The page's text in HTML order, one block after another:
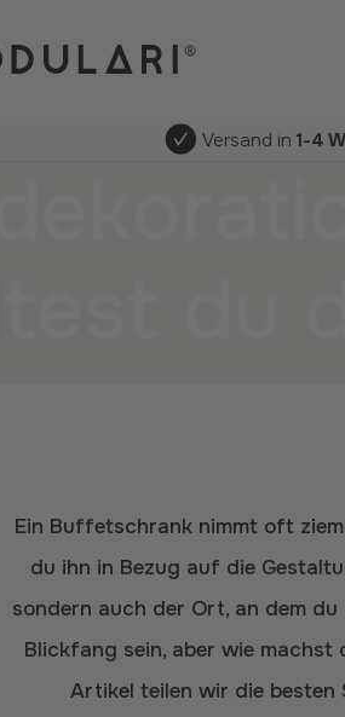
Versand in 1-4
Ein Buffetschrank nimmt oft ziemlich viel Platz in einem Interieur ein. Aber trotz des oft robusten Aussehens kannst
du ihn in Bezug auf die
sondern auch der Ort, an dem
Blickfang sein, aber wie machst
Artikel teilen wir die